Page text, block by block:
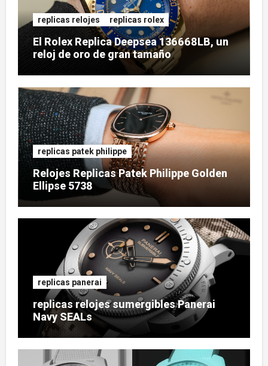
replicas relojes replicas rolex
El Rolex Replica Deepsea 136668LB, un
reloj de oro de gran tamaño
replicas patek philippe
Relojes Replicas Patek Philippe Golden
Ellipse 5738
replicas panerai
replicas relojes sumergibles Panerai
Navy SEALs